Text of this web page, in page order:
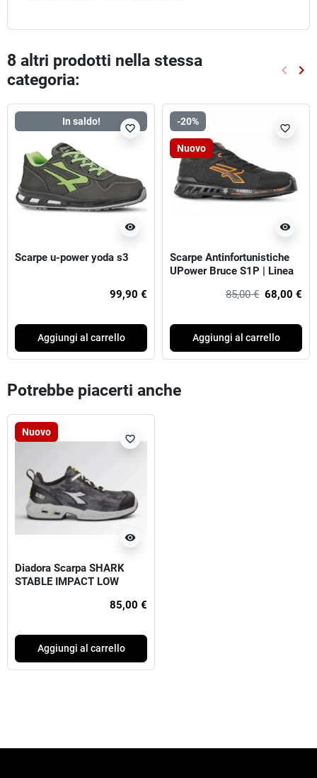
8 altri prodotti nella stessa
categoria:
keyboard_arrow_left keyboard_arrow_right
In saldo!
visibility
favorite_border
Scarpe u-power yoda s3
99,90 €
Aggiungi al carrello
-20%
Nuovo
visibility
favorite_border
Scarpe Antinfortunistiche
UPower Bruce S1P | Linea
85,00 € 68,00 €
Aggiungi al carrello
Potrebbe piacerti anche
Nuovo
visibility
favorite_border
Diadora Scarpa SHARK
STABLE IMPACT LOW
85,00 €
Aggiungi al carrello